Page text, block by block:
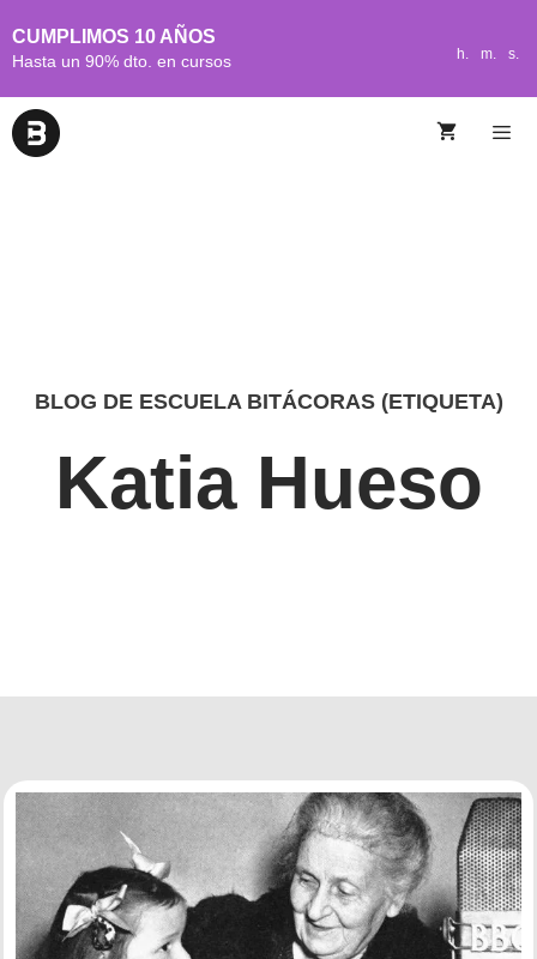
CUMPLIMOS 10 AÑOS
Hasta un 90% dto. en cursos h. m. s.
BLOG DE ESCUELA BITÁCORAS (ETIQUETA)
Katia Hueso